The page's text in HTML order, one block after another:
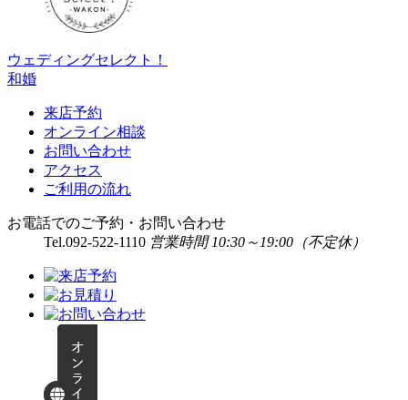
ウェディングセレクト！
和婚
来店予約
オンライン相談
お問い合わせ
アクセス
ご利用の流れ
お電話でのご予約・お問い合わせ
Tel.092-522-1110 営業時間 10:30～19:00（不定休）